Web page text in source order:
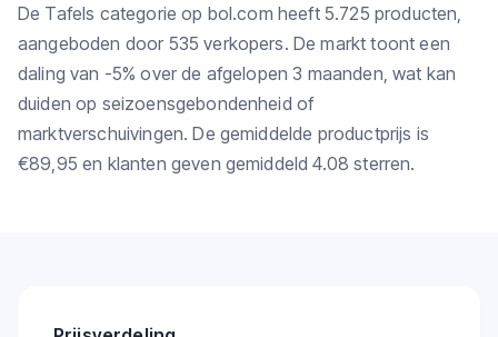
De Tafels categorie op bol.com heeft 5.725 producten,
aangeboden door 535 verkopers. De markt toont een
daling van -5% over de afgelopen 3 maanden, wat kan
duiden op seizoensgebondenheid of
marktverschuivingen. De gemiddelde productprijs is
€89,95 en klanten geven gemiddeld 4.08 sterren.